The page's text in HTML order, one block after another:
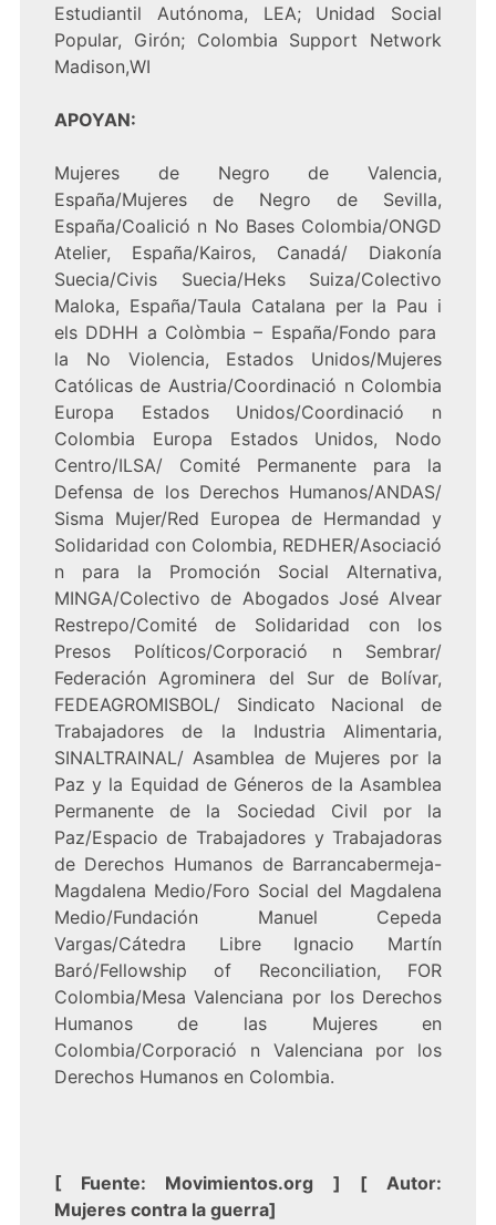
Estudiantil Autónoma, LEA; Unidad Social
Popular, Girón; Colombia Support Network
Madison,WI
APOYAN:
Mujeres de Negro de Valencia,
España/Mujeres de Negro de Sevilla,
España/Coalició n No Bases Colombia/ONGD
Atelier, España/Kairos, Canadá/ Diakonía
Suecia/Civis Suecia/Heks Suiza/Colectivo
Maloka, España/Taula Catalana per la Pau i
els DDHH a Colòmbia – España/Fondo para
la No Violencia, Estados Unidos/Mujeres
Católicas de Austria/Coordinació n Colombia
Europa Estados Unidos/Coordinació n
Colombia Europa Estados Unidos, Nodo
Centro/ILSA/ Comité Permanente para la
Defensa de los Derechos Humanos/ANDAS/
Sisma Mujer/Red Europea de Hermandad y
Solidaridad con Colombia, REDHER/Asociació
n para la Promoción Social Alternativa,
MINGA/Colectivo de Abogados José Alvear
Restrepo/Comité de Solidaridad con los
Presos Políticos/Corporació n Sembrar/
Federación Agrominera del Sur de Bolívar,
FEDEAGROMISBOL/ Sindicato Nacional de
Trabajadores de la Industria Alimentaria,
SINALTRAINAL/ Asamblea de Mujeres por la
Paz y la Equidad de Géneros de la Asamblea
Permanente de la Sociedad Civil por la
Paz/Espacio de Trabajadores y Trabajadoras
de Derechos Humanos de Barrancabermeja-
Magdalena Medio/Foro Social del Magdalena
Medio/Fundación Manuel Cepeda
Vargas/Cátedra Libre Ignacio Martín
Baró/Fellowship of Reconciliation, FOR
Colombia/Mesa Valenciana por los Derechos
Humanos de las Mujeres en
Colombia/Corporació n Valenciana por los
Derechos Humanos en Colombia.
[ Fuente: Movimientos.org ] [Autor:
Mujeres contra la guerra]